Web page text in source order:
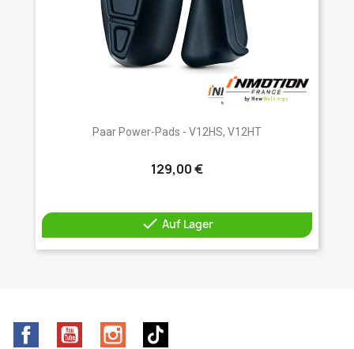
Paar Power-Pads - V12HS, V12HT
129,00 €
 Auf Lager
FacebookYouTube Instagram